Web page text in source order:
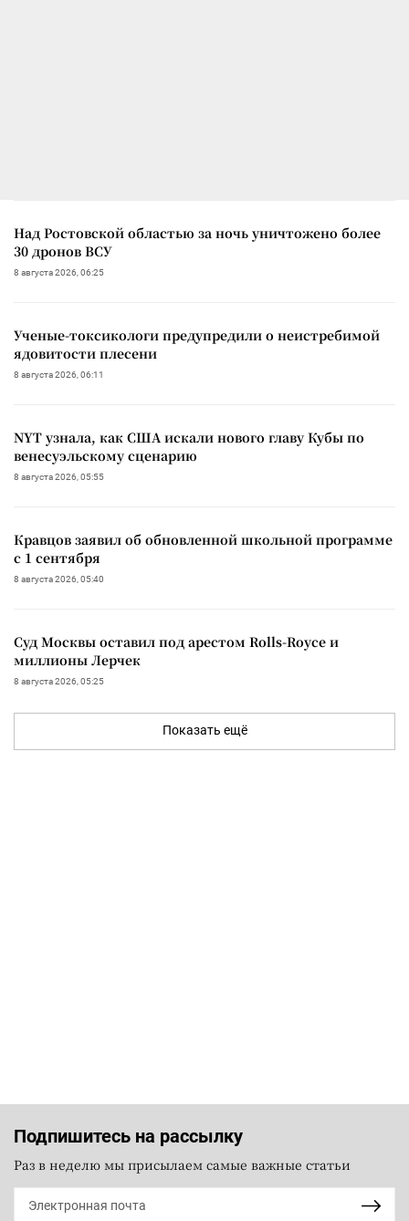
Над Ростовской областью за ночь уничтожено более
30 дронов ВСУ
8 августа 2026, 06:25
Ученые-токсикологи предупредили о неистребимой
ядовитости плесени
8 августа 2026, 06:11
NYT узнала, как США искали нового главу Кубы по
венесуэльскому сценарию
8 августа 2026, 05:55
Кравцов заявил об обновленной школьной программе
с 1 сентября
8 августа 2026, 05:40
Суд Москвы оставил под арестом Rolls-Royce и
миллионы Лерчек
8 августа 2026, 05:25
Показать ещё
Подпишитесь на рассылку
Раз в неделю мы присылаем самые важные статьи